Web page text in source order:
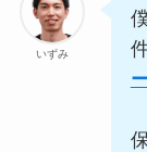
いずみ